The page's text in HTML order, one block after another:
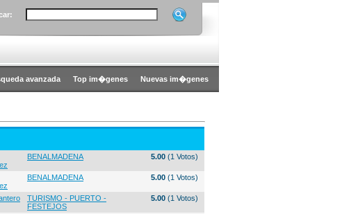
avanzada Top im�genes Nuevas im�genes
BENALMADENA 5.00 (1 Votos)
BENALMADENA 5.00 (1 Votos)
TURISMO - PUERTO -
FESTEJOS
5.00 (1 Votos)